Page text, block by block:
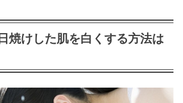
焼けした肌を白くする方法は